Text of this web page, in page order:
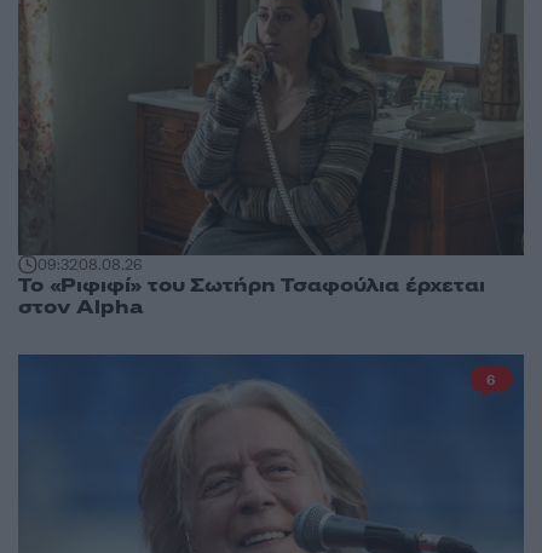
09:3208.08.26
Το «Ριφιφί» του Σωτήρη Τσαφούλια έρχεται
στον Alpha
6